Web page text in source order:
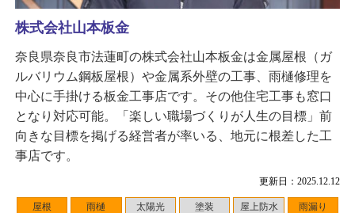
更新日：2025.12.12
屋根 雨樋 太陽光 塗装 屋上防水 雨漏り
株式会社山本板金
奈良県奈良市法蓮町の株式会社山本板金は金属屋根（ガ
ルバリウム鋼板屋根）や金属系外壁の工事、雨樋修理を
中心に手掛ける板金工事店です。その他住宅工事も窓口
となり対応可能。「楽しい職場づくりが人生の目標」前
向きな目標を掲げる経営者が率いる、地元に根差した工
事店です。